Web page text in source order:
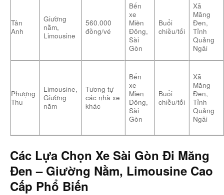
Tân
Anh
Giường
nằm,
Limousine
560.000
đồng/vé
Bến
xe
Miền
Đông,
Sài
Gòn
Buổi
chiều/tối
Xã
Măng
Đen,
Tỉnh
Quảng
Ngãi
Phượng
Thu
Limousine,
Giường
nằm
Tương tự
các nhà xe
khác
Bến
xe
Miền
Đông,
Sài
Gòn
Buổi
chiều/tối
Xã
Măng
Đen,
Tỉnh
Quảng
Ngãi
Các Lựa Chọn Xe Sài Gòn Đi Măng
Đen – Giường Nằm, Limousine Cao
Cấp Phổ Biến